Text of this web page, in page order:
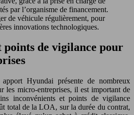
par l’organisme de financement.
de véhicule régulièrement, pour
innovations technologiques.
points de vigilance pour
Hyundai présente de nombreux
les micro-entreprises, il est important de
inconvénients et points de vigilance
total de la LOA, sur la durée du contrat,